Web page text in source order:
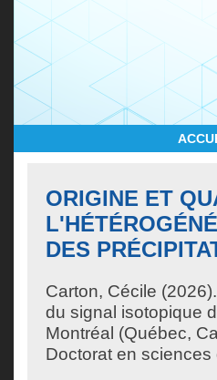
ORIGINE ET
DES
Carton, Cécile
du signal isotopique
Montréal (Québec,
Doctorat en